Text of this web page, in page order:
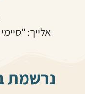
אלייך:
נרשמת